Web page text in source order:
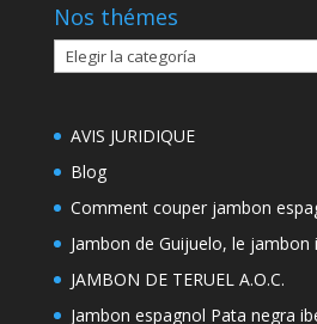
Nos thémes
Nos
thémes
AVIS JURIDIQUE
Blog
Comment couper jambon
Jambon de Guijuelo, le jambon
JAMBON DE TERUEL A.O.C.
Jambon espagnol Pata negra